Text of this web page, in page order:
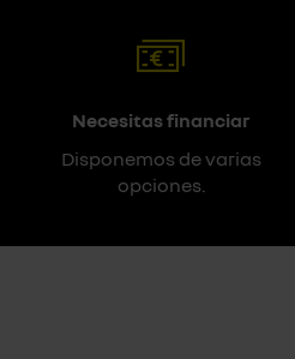
Necesitas financiar
Disponemos de varias
opciones.